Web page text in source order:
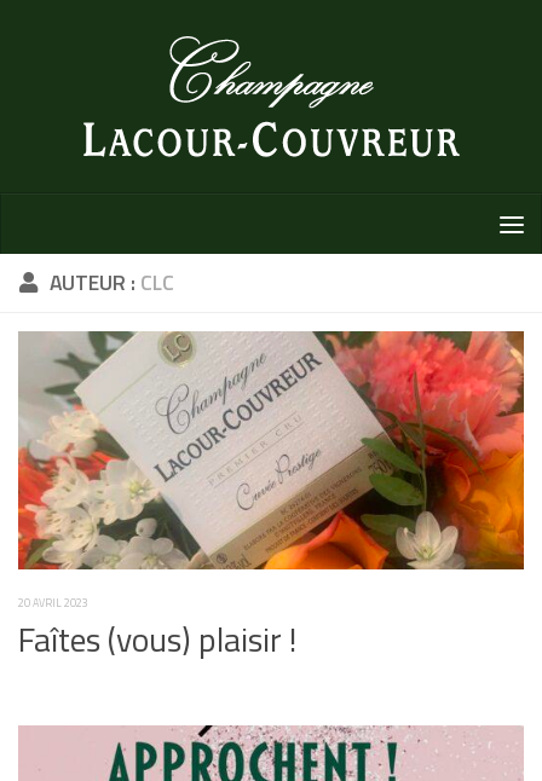
Au dessous du contenu
AUTEUR : CLC
20 AVRIL 2023
Faîtes (vous) plaisir !